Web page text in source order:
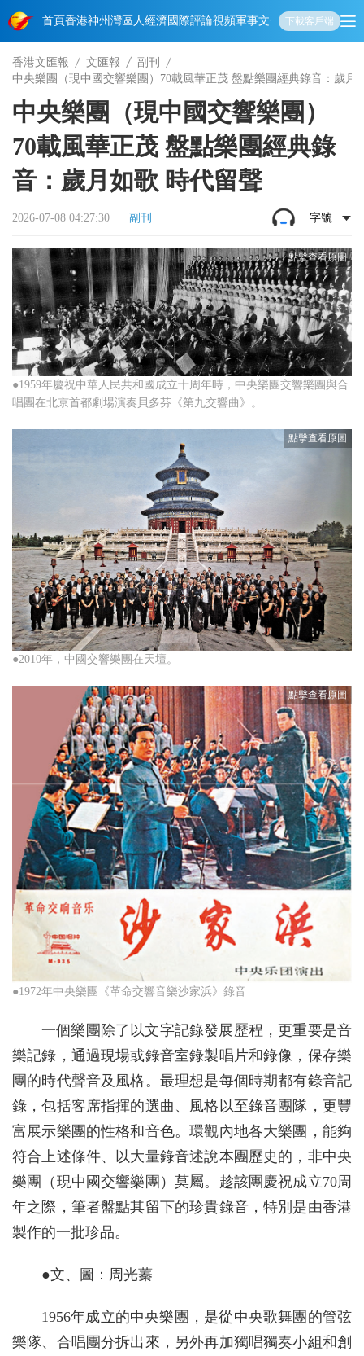
首頁香港神州 灣區人經濟國際評論視頻軍事文化 娛樂生活教育體
下載客戶端
香港文匯報 文匯報
副刊
中央樂團（現中國交響樂團）70載風華正茂 盤點樂團經典錄音：歲月
中央樂團（現中國交響樂團）
70載風華正茂 盤點樂團經典錄
音：歲月如歌 時代留聲
2026-07-08 04:27:30 副刊 字號
●1959年慶祝中華人民共和國成立十周年時，中央樂團交響樂團與合
唱團在北京首都劇場演奏貝多芬《第九交響曲》。
●2010年，中國交響樂團在天壇。
●1972年中央樂團《革命交響音樂沙家浜》錄音
一個樂團除了以文字記錄發展歷程，更重要是音
樂記錄，通過現場或錄音室錄製唱片和錄像，保存樂
團的時代聲音及風格。最理想是每個時期都有錄音記
錄，包括客席指揮的選曲、風格以至錄音團隊，更豐
富展示樂團的性格和音色。環觀內地各大樂團，能夠
符合上述條件、以大量錄音述說本團歷史的，非中央
樂團（現中國交響樂團）莫屬。趁該團慶祝成立70周
年之際，筆者盤點其留下的珍貴錄音，特別是由香港
製作的一批珍品。
●文、圖：周光蓁
1956年成立的中央樂團，是從中央歌舞團的管弦
樂隊、合唱團分拆出來，另外再加獨唱獨奏小組和創